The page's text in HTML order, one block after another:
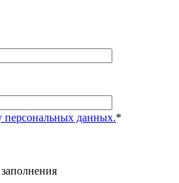
персональных данных.*